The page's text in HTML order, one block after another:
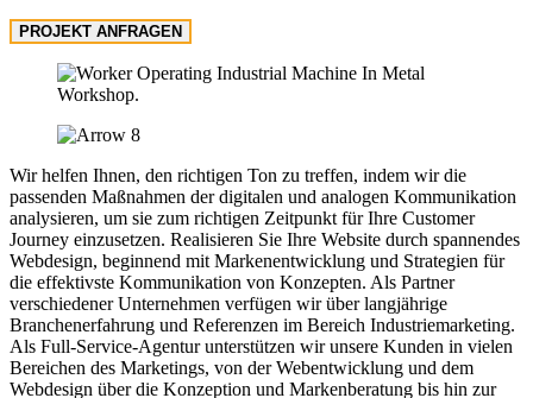
PROJEKT ANFRAGEN
Wir helfen Ihnen, den richtigen Ton zu treffen, indem wir die
passenden Maßnahmen der digitalen und analogen Kommunikation
analysieren, um sie zum richtigen Zeitpunkt für Ihre Customer
Journey einzusetzen. Realisieren Sie Ihre Website durch spannendes
Webdesign, beginnend mit Markenentwicklung und Strategien für
die effektivste Kommunikation von Konzepten. Als Partner
verschiedener Unternehmen verfügen wir über langjährige
Branchenerfahrung und Referenzen im Bereich Industriemarketing.
Als Full-Service-Agentur unterstützen wir unsere Kunden in vielen
Bereichen des Marketings, von der Webentwicklung und dem
Webdesign über die Konzeption und Markenberatung bis hin zur